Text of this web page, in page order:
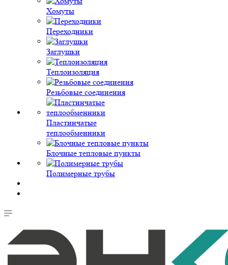
Хомуты
Переходники
Заглушки
Теплоизоляция
Резьбовые соединения
Пластинчатые
теплообменники
Блочные тепловые пункты
Полимерные трубы